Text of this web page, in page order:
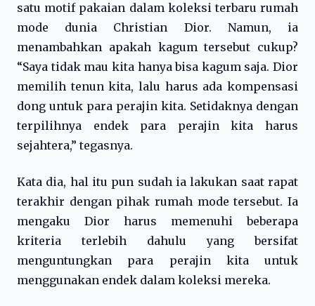
satu motif pakaian dalam koleksi terbaru rumah
mode dunia Christian Dior. Namun, ia
menambahkan apakah kagum tersebut cukup?
“Saya tidak mau kita hanya bisa kagum saja. Dior
memilih tenun kita, lalu harus ada kompensasi
dong untuk para perajin kita. Setidaknya dengan
terpilihnya endek para perajin kita harus
sejahtera,” tegasnya.
Kata dia, hal itu pun sudah ia lakukan saat rapat
terakhir dengan pihak rumah mode tersebut. Ia
mengaku Dior harus memenuhi beberapa
kriteria terlebih dahulu yang bersifat
menguntungkan para perajin kita untuk
menggunakan endek dalam koleksi mereka.